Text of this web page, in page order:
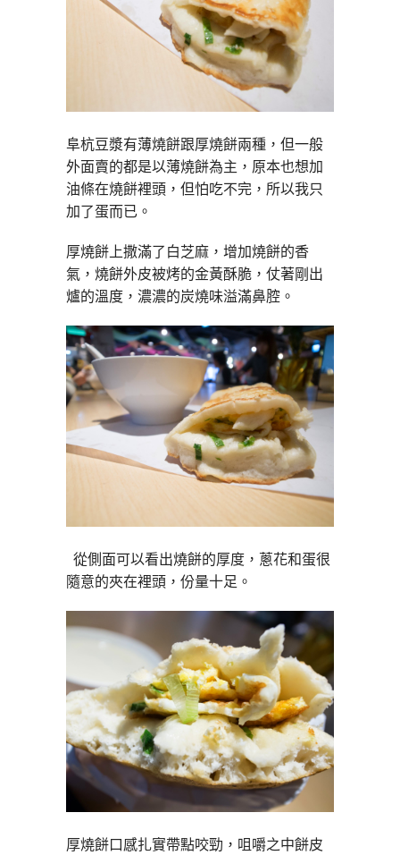
阜杭豆漿有薄燒餅跟厚燒餅兩種，但一般
外面賣的都是以薄燒餅為主，原本也想加
油條在燒餅裡頭，但怕吃不完，所以我只
加了蛋而已。
厚燒餅上撒滿了白芝麻，增加燒餅的香
氣，燒餅外皮被烤的金黃酥脆，仗著剛出
爐的溫度，濃濃的炭燒味溢滿鼻腔。
從側面可以看出燒餅的厚度，蔥花和蛋很
隨意的夾在裡頭，份量十足。
厚燒餅口感扎實帶點咬勁，咀嚼之中餅皮